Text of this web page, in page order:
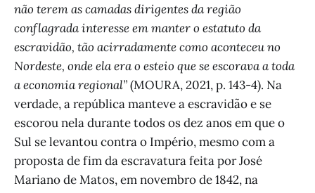
não terem as camadas dirigentes da região
conflagrada interesse em manter o estatuto da
escravidão, tão acirradamente como aconteceu no
Nordeste, onde ela era o esteio que se escorava a toda
a economia regional”(MOURA, 2021, p. 143-4). Na
verdade, a república manteve a escravidão e se
escorou nela durante todos os dez anos em que o
Sul se levantou contra o Império, mesmo com a
proposta de fim da escravatura feita por José
Mariano de Matos, em novembro de 1842, na